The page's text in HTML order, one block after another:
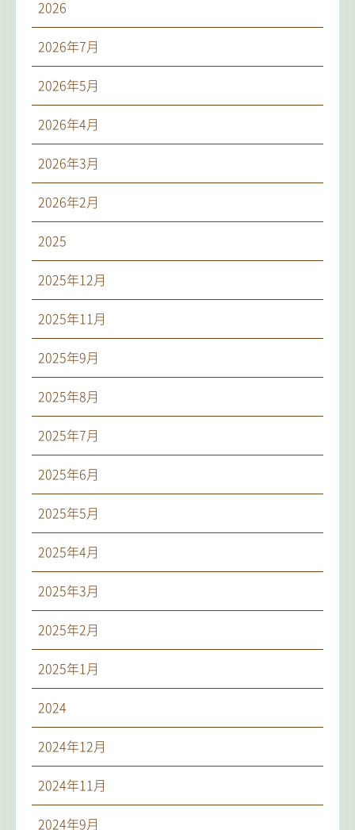
2026
2026年7月
2026年5月
2026年4月
2026年3月
2026年2月
2025
2025年12月
2025年11月
2025年9月
2025年8月
2025年7月
2025年6月
2025年5月
2025年4月
2025年3月
2025年2月
2025年1月
2024
2024年12月
2024年11月
2024年9月